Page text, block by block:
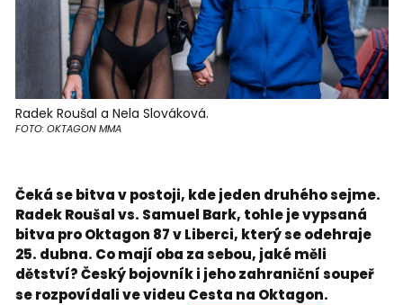
Radek Roušal a Nela Slováková.
FOTO: OKTAGON MMA
Čeká se bitva v postoji, kde jeden druhého sejme.
Radek Roušal vs. Samuel Bark, tohle je vypsaná
bitva pro Oktagon 87 v Liberci, který se odehraje
25. dubna. Co mají oba za sebou, jaké měli
dětství? Český bojovník i jeho zahraniční soupeř
se rozpovídali ve videu Cesta na Oktagon.